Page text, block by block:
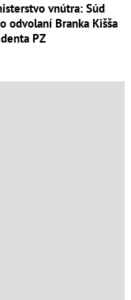
vnútra: Súd
odvolaní Branka Kišša
PZ